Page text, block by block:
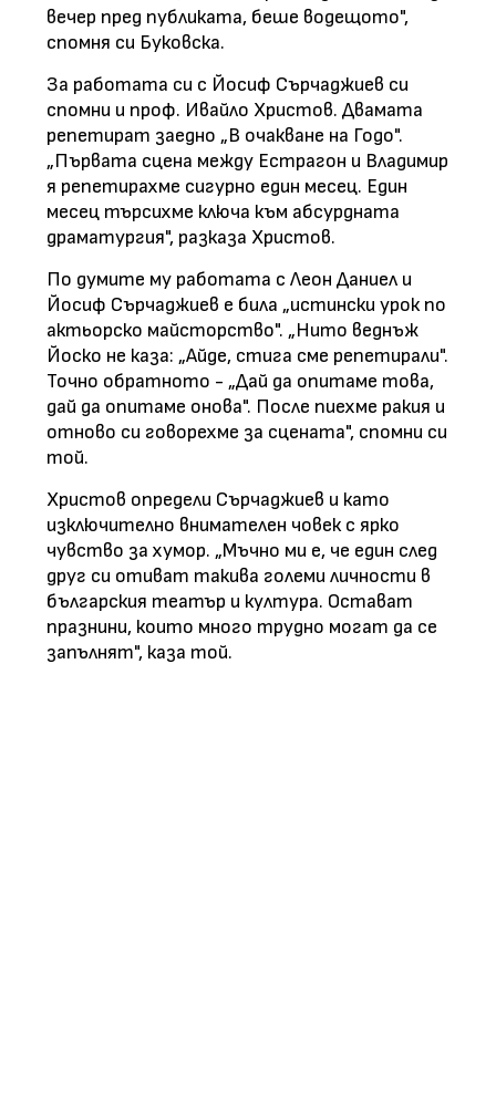
вечер пред публиката, беше водещото",
спомня си Буковска.
За работата си с Йосиф Сърчаджиев си
спомни и проф. Ивайло Христов. Двамата
репетират заедно „В очакване на Годо".
„Първата сцена между Естрагон и Владимир
я репетирахме сигурно един месец. Един
месец търсихме ключа към абсурдната
драматургия", разказа Христов.
По думите му работата с Леон Даниел и
Йосиф Сърчаджиев е била „истински урок по
актьорско майсторство". „Нито веднъж
Йоско не каза: „Айде, стига сме репетирали".
Точно обратното - „Дай да опитаме това,
дай да опитаме онова". После пиехме ракия и
отново си говорехме за сцената", спомни си
той.
Христов определи Сърчаджиев и като
изключително внимателен човек с ярко
чувство за хумор. „Мъчно ми е, че един след
друг си отиват такива големи личности в
българския театър и култура. Остават
празнини, които много трудно могат да се
запълнят", каза той.